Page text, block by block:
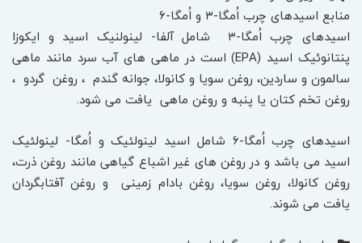
منابع اسیدهای چرب اُمگا-۳ و اُمگا-۶
اسیدهای چرب اُمگا-۳ شامل آلفا- لینولنیک اسید و ایکوزا
پنتانوئیک اسید (EPA) است در ماهی های آب سرد مانند ماهی
سالمون و ساردین، روغن سویا و کانولا، جوانه گندم ، روغن گردو ،
روغن تخم کتان یا پنبه و روغن ماهی یافت می شود.
اسیدهای چرب اُمگا-۶ شامل اسید لینولئیک و اُمگا- لینولئیک
اسید می باشد و در روغن های غیر اشباع گیاهی مانند روغن ذرت،
روغن کانولا، روغن سویا، روغن بادام زمینی و روغن آفتابگردان
یافت می شوند.